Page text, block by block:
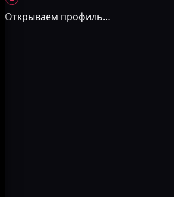
Открываем профиль…